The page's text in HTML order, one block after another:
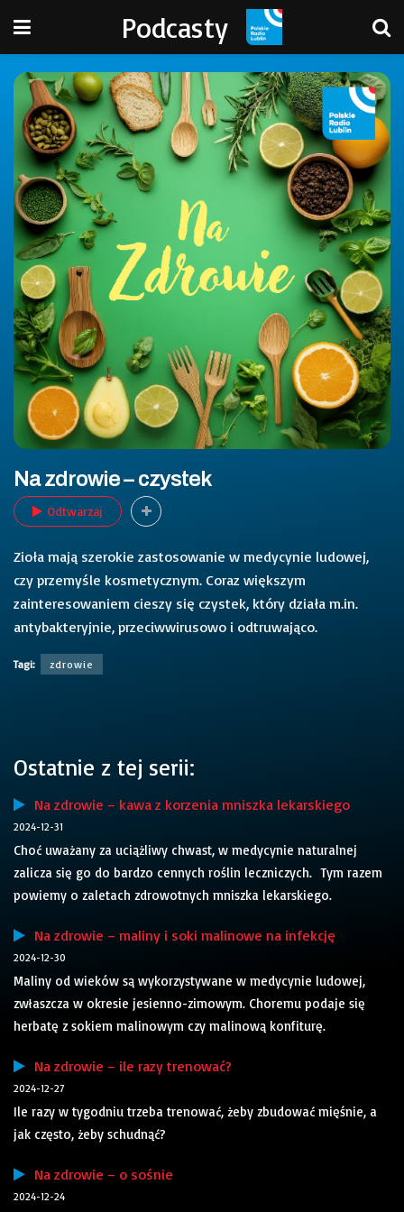
Podcasty
Na zdrowie – czystek
Odtwarzaj
Zioła mają szerokie zastosowanie w medycynie ludowej,
czy przemyśle kosmetycznym. Coraz większym
zainteresowaniem cieszy się czystek, który działa m.in.
antybakteryjnie, przeciwwirusowo i odtruwająco.
Tagi: zdrowie
Ostatnie z tej serii:
Na zdrowie – kawa z korzenia mniszka lekarskiego
2024-12-31
Choć uważany za uciążliwy chwast, w medycynie naturalnej
zalicza się go do bardzo cennych roślin leczniczych. Tym razem
powiemy o zaletach zdrowotnych mniszka lekarskiego.
Na zdrowie – maliny i soki malinowe na infekcję
2024-12-30
Maliny od wieków są wykorzystywane w medycynie ludowej,
zwłaszcza w okresie jesienno-zimowym. Choremu podaje się
herbatę z sokiem malinowym czy malinową konfiturę.
Na zdrowie – ile razy trenować?
2024-12-27
Ile razy w tygodniu trzeba trenować, żeby zbudować mięśnie, a
jak często, żeby schudnąć?
Na zdrowie – o sośnie
2024-12-24